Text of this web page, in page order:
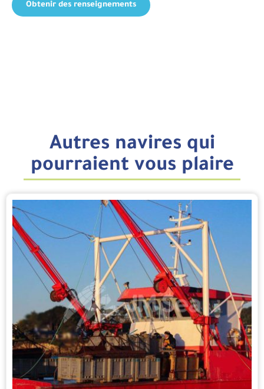
Obtenir des renseignements
Autres navires qui
pourraient vous plaire